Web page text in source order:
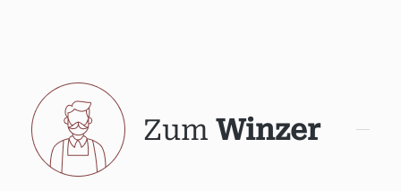
Zum Winzer